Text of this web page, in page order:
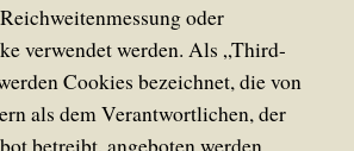
oder
verwendet werden. Als „Third-
Cookies bezeichnet, die von
als dem Verantwortlichen, der